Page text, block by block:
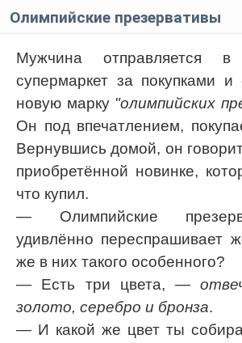
Олимпийские презервативы
Мужчина отправляется в
супермаркет за покупками и
новую марку "олимпийских
Он под впечатлением,
Вернувшись домой, он
приобретённой новинке,
что купил.
— Олимпийские
удивлённо переспрашивает
же в них такого особенного?
— Есть три цвета,—
золото, серебро и бронза.
— И какой же цвет ты